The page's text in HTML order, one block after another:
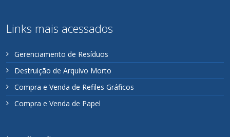
Links mais acessados
Gerenciamento de Resíduos
Destruição de Arquivo Morto
Compra e Venda de Refiles Gráficos
Compra e Venda de Papel